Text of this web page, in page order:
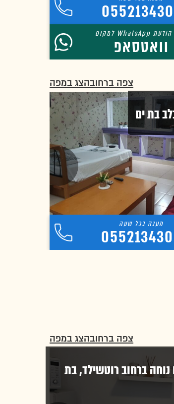
וואטסאפ
צפה ברחובהצג במפה
בת ים
צפה ברחובהצג במפה
נוחה ברחוב רוטשילד, בת